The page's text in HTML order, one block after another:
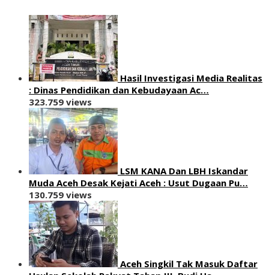
Hasil Investigasi Media Realitas
: ‎Dinas Pendidikan dan Kebudayaan Ac…
323.759 views
LSM KANA Dan LBH Iskandar
Muda Aceh Desak Kejati Aceh : Usut Dugaan Pu…
130.759 views
Aceh Singkil Tak Masuk Daftar